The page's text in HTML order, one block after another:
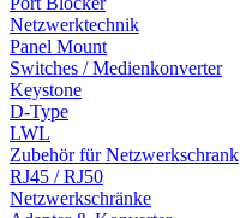
Netzwerktechnik
Panel Mount
Switches / Medienkonverter
Keystone
D-Type
LWL
Zubehör für Netzwerkschrank
RJ45 / RJ50
Netzwerkschränke